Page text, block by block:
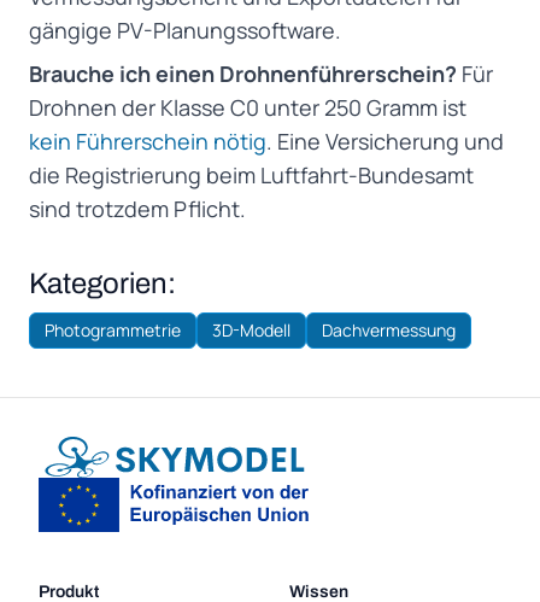
gängige PV-Planungssoftware.
Brauche ich einen Drohnenführerschein? Für
Drohnen der Klasse C0 unter 250 Gramm ist
kein Führerschein nötig. Eine Versicherung und
die Registrierung beim Luftfahrt-Bundesamt
sind trotzdem Pflicht.
Kategorien:
Photogrammetrie 3D-Modell Dachvermessung
Produkt Wissen